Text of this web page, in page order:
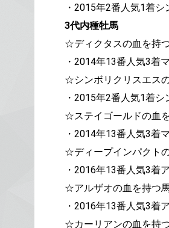
・2015年2番人気1着
3代内種牡馬
☆ディクタスの血を持
・2014年13番人気3着
☆シンボリクリスエス
・2015年2番人気1着
☆ステイゴールドの血
・2014年13番人気3着
☆ディープインパクト
・2016年13番人気3着
☆アルザオの血を持つ
・2016年13番人気3着
☆カーリアンの血を持